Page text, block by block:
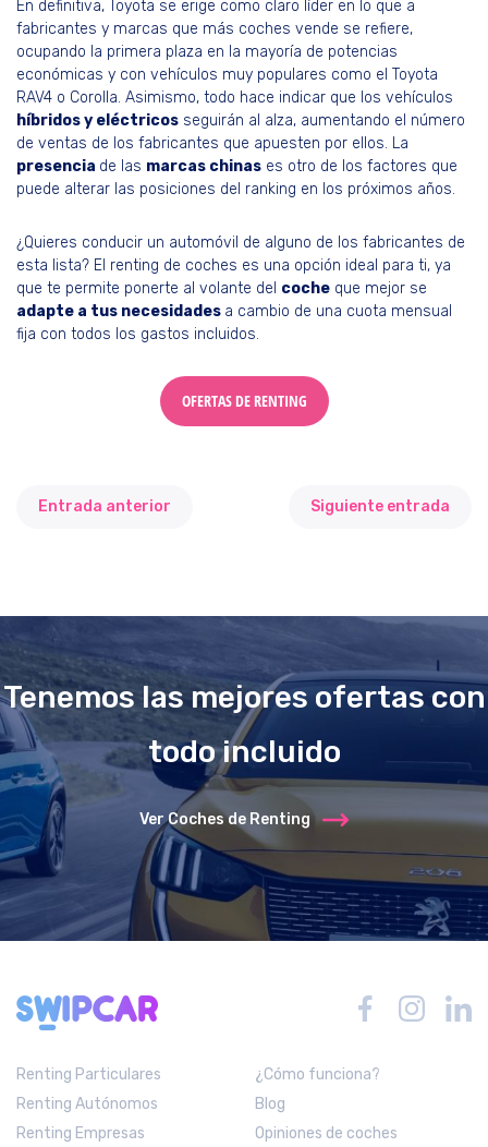
En definitiva, Toyota se erige como claro líder en lo que a
fabricantes y marcas que más coches vende se refiere,
ocupando la primera plaza en la mayoría de potencias
económicas y con vehículos muy populares como el Toyota
RAV4 o Corolla. Asimismo, todo hace indicar que los vehículos
híbridos y eléctricos seguirán al alza, aumentando el número
de ventas de los fabricantes que apuesten por ellos. La
presencia de las marcas chinas es otro de los factores que
puede alterar las posiciones del ranking en los próximos años.
¿Quieres conducir un automóvil de alguno de los fabricantes de
esta lista? El renting de coches es una opción ideal para ti, ya
que te permite ponerte al volante del coche que mejor se
adapte a tus necesidades a cambio de una cuota mensual
fija con todos los gastos incluidos.
OFERTAS DE RENTING
Entrada anterior Siguiente entrada
Tenemos las mejores ofertas con
todo incluido
Ver Coches de Renting
Renting Particulares
Renting Autónomos
Renting Empresas
¿Cómo funciona?
Blog
Opiniones de coches